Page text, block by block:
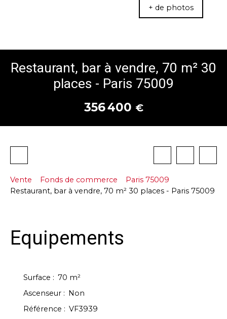
+ de photos
Restaurant, bar à vendre, 70 m² 30
places - Paris 75009
356 400 €
Vente Fonds de commerce
Paris 75009
Restaurant, bar à vendre, 70 m² 30 places - Paris 75009
Equipements
Surface : 70 m²
Ascenseur : Non
Référence : VF3939